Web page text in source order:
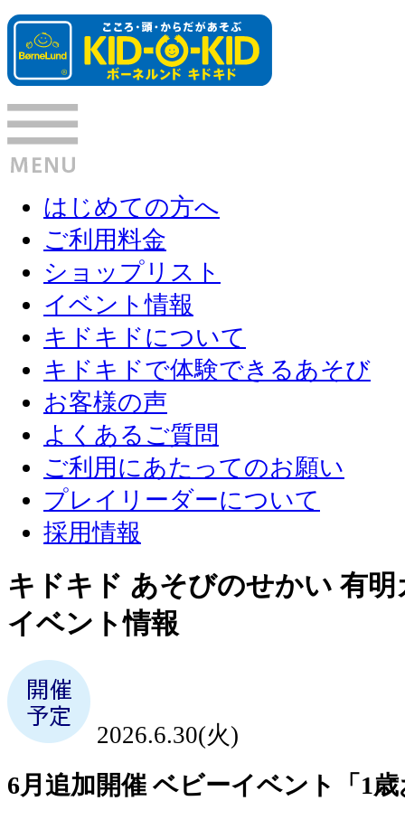
はじめての方へ
ご利用料金
ショップリスト
イベント情報
キドキドについて
キドキドで体験できるあそび
お客様の声
よくあるご質問
ご利用にあたってのお願い
プレイリーダーについて
採用情報
キドキド あそびのせかい 有
イベント情報
2026.6.30(火)
6月追加開催 ベビーイベント「1